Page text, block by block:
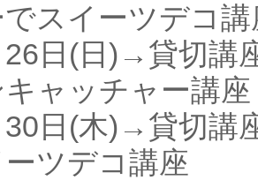
でスイーツデコ講
26日(日)→貸切講
キャッチャー講座
30日(木)→貸切講
ーツデコ講座